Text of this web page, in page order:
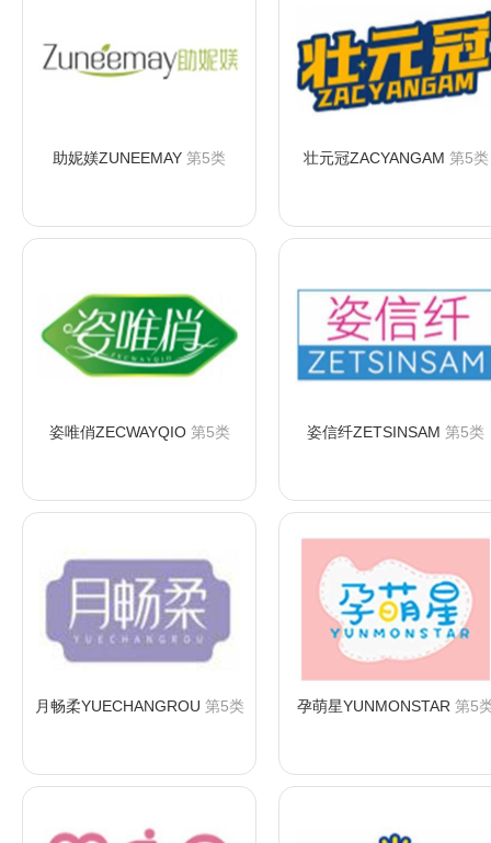
助妮媄ZUNEEMAY 第5类 壮元冠ZACYANGAM 第5类
姿唯俏ZECWAYQIO第5类 姿信纤ZETSINSAM 第5类
月畅柔YUECHANGROU 第5类 孕萌星YUNMONSTAR 第5